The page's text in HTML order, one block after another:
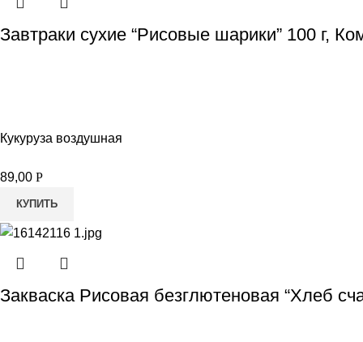
Завтраки сухие “Рисовые шарики” 100 г,
Кукуруза воздушная
89,00 Р
КУПИТЬ
Закваска Рисовая безглютеновая “Хлеб